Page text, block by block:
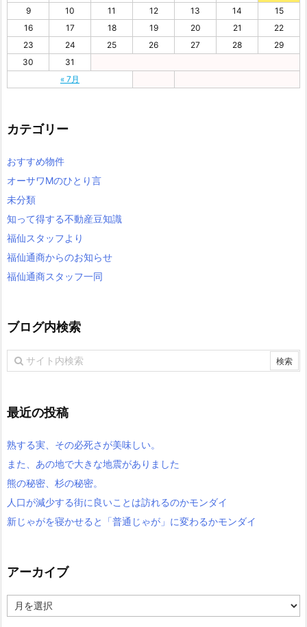
« 7月
9
10 11 12 13 14
15
16
17 18 19 20 21
22
23
24 25 26 27 28
29
30
31
カテゴリー
おすすめ物件
オーサワMのひとり言
未分類
知って得する不動産豆知識
福仙スタッフより
福仙通商からのお知らせ
福仙通商スタッフ一同
ブログ内検索
最近の投稿
熟する実、その必死さが美味しい。
また、あの地で大きな地震がありました
熊の秘密、杉の秘密。
人口が減少する街に良いことは訪れるのかモンダイ
新じゃがを寝かせると「普通じゃが」に変わるかモンダイ
アーカイブ
ー